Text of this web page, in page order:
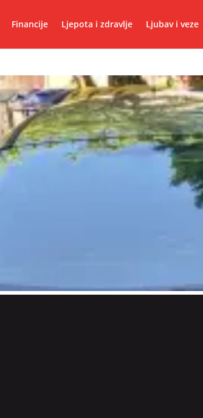
Financije Ljepota i zdravlje Ljubav i veze